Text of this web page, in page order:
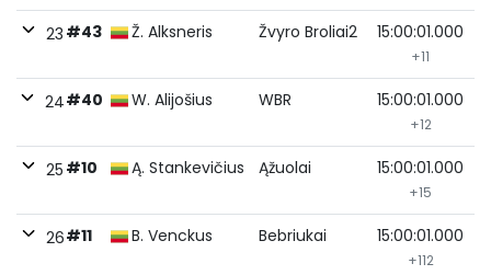
23 #43 Ž. Alksneris Žvyro Broliai2 15:00:01.000
+11
24#40 W. Alijošius WBR 15:00:01.000
+12
25 #10 Ą. Stankevičius Ąžuolai 15:00:01.000
+15
26#11 B. Venckus Bebriukai 15:00:01.000
+112